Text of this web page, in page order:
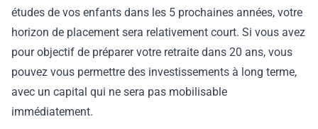
études de vos enfants dans les 5 prochaines années, votre
horizon de placement sera relativement court. Si vous avez
pour objectif de préparer votre retraite dans 20 ans, vous
pouvez vous permettre des investissements à long terme,
avec un capital qui ne sera pas mobilisable
immédiatement.